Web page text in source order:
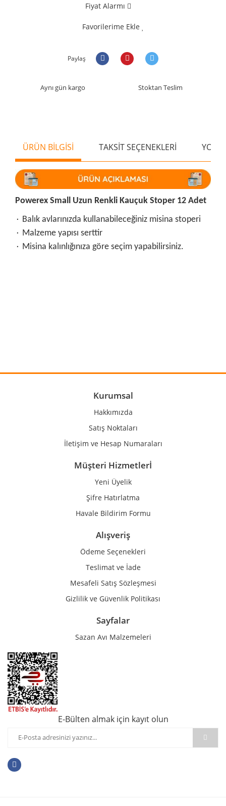
Fiyat Alarmı
Favorilerime Ekle
Paylaş
Aynı gün kargo Stoktan Teslim
ÜRÜN BİLGİSİ TAKSİT SEÇENEKLERİ
Powerex Small Uzun Renkli Kauçuk Stoper 12 Adet
۰ Balık avlarınızda kullanabileceğiniz misina stoperi
۰ Malzeme yapısı serttir
۰ Misina kalınlığınıza göre seçim yapabilirsiniz.
Ürün açıklamasında eksik bilgiler bulunuyor.
Ürün bilgilerinde hatalar bulunuyor.
Gönder
Kurumsal
Hakkımızda
Satış Noktaları
İletişim ve Hesap Numaraları
Müşteri Hizmetlerİ
Yeni Üyelik
Şifre Hatırlatma
Havale Bildirim Formu
Alışveriş
Ödeme Seçenekleri
Teslimat ve İade
Mesafeli Satış Sözleşmesi
Gizlilik ve Güvenlik Politikası
Sayfalar
Sazan Avı Malzemeleri
E-Bülten almak için kayıt olun